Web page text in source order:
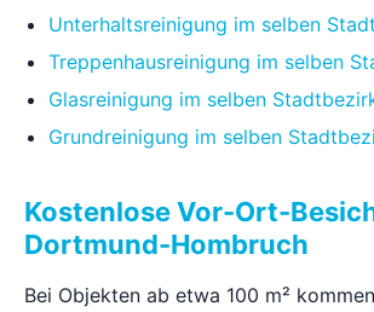
Unterhaltsreinigung im selben
Treppenhausreinigung im selben
Glasreinigung im selben
Grundreinigung im selben
Kostenlose Vor-Ort-
Dortmund-Hombruch
Bei Objekten ab etwa 100 m²